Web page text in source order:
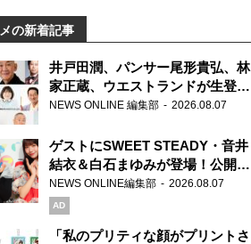
の新着記事
井戸田潤、パンサー尾形貴弘、林
家正蔵、ウエストランドが生登
場！『ラジオビバリー昼ズ』
NEWS ONLINE 編集部 2026.08.07
ゲストにSWEET STEADY・音井
結衣＆白石まゆみが登場！公開収
録で素顔全開！
NEWS ONLINE編集部 2026.08.07
AD
「私のプリティな顔がプリントさ